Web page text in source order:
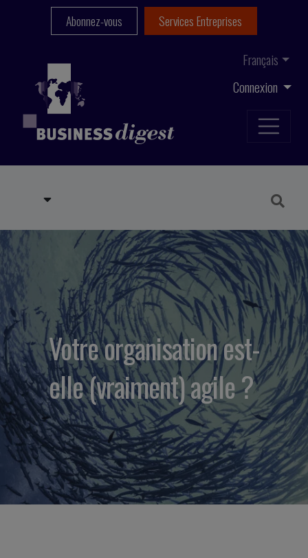
Connexion
Français
Abonnez-vous Services Entreprises
Votre organisation est-
elle (vraiment) agile ?